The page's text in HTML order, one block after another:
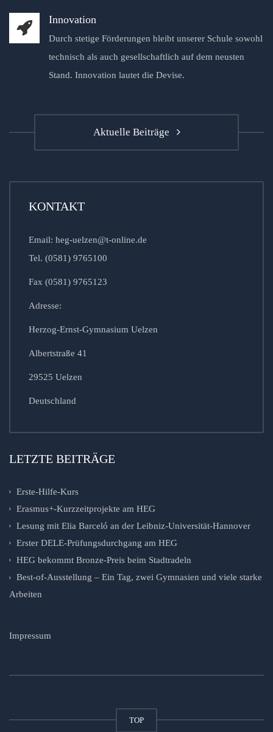
Innovation
Durch stetige Förderungen bleibt unserer Schule sowohl
technisch als auch gesellschaftlich auf dem neusten
Stand. Innovation lautet die Devise.
Aktuelle Beiträge
KONTAKT
Email: heg-uelzen@t-online.de
Tel. (0581) 9765100
Fax (0581) 9765123
Adresse:
Herzog-Ernst-Gymnasium Uelzen
Albertstraße 41
29525 Uelzen
Deutschland
LETZTE BEITRÄGE
Erste-Hilfe-Kurs
Erasmus+-Kurzzeitprojekte am HEG
Lesung mit Elia Barceló an der Leibniz-Universität-Hannover
Erster DELE-Prüfungsdurchgang am HEG
HEG bekommt Bronze-Preis beim Stadtradeln
Best-of-Ausstellung – Ein Tag, zwei Gymnasien und viele starke
Arbeiten
Impressum
TOP